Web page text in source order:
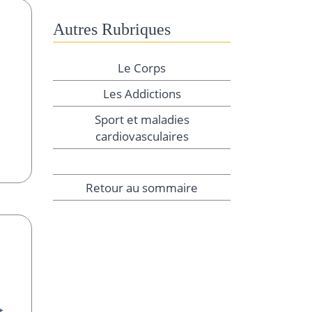
Autres Rubriques
Le Corps
Les Addictions
Sport et maladies
cardiovasculaires
Retour au sommaire